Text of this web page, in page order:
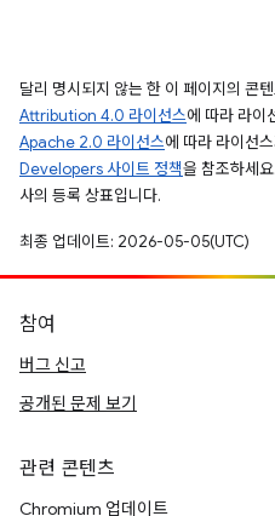
달리 명시되지 않는 한 이 페이지의 콘
Attribution 4.0 라이선스에 따라 라이
Apache 2.0 라이선스에 따라 라이선
Developers 사이트 정책을 참조하세
사의 등록 상표입니다.
최종 업데이트: 2026-05-05(UTC)
참여
버그 신고
공개된 문제 보기
관련 콘텐츠
Chromium 업데이트